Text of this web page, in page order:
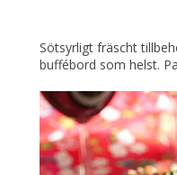
Sötsyrligt fräscht
buffébord som helst.